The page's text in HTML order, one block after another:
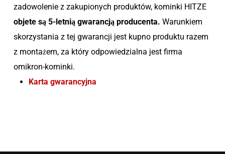
zadowolenie z zakupionych produktów, kominki HITZE
objete są 5-letnią gwarancją producenta. Warunkiem
skorzystania z tej gwarancji jest kupno produktu razem
z montażem, za który odpowiedzialna jest firma
omikron-kominki.
Karta gwarancyjna